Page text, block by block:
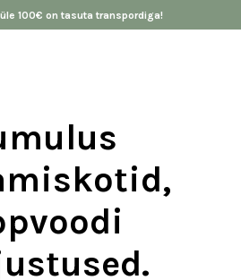
100€ on tasuta transpordiga!